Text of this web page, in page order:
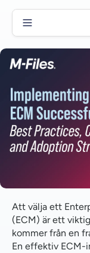
Hur lång tid tar
lösning?
Hur svårt är
resurser behövs?
Vilka är de
ECM-
Vilken typ av
Vilka är de
implementering
Kan ECM-
Att välja ett
(ECM) är ett
kommer från en
En effektiv ECM-